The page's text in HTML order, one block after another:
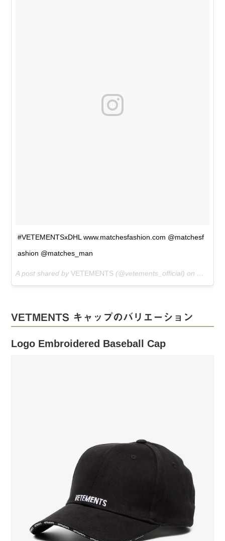
#VETEMENTSxDHL www.matchesfashion.com @matchesf
ashion @matches_man
A post shared byVETEMENTS (@vetements_official) on May 31,
VETMENTS キャップのバリエーション
Logo Embroidered Baseball Cap